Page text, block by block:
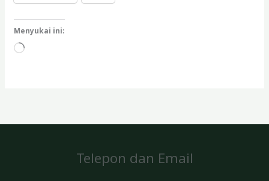
Menyukai ini:
Memuat...
Telepon dan Email